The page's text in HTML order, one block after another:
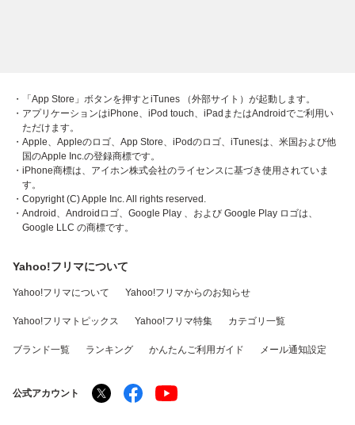
・「App Store」ボタンを押すとiTunes （外部サイト）が起動します。
・アプリケーションはiPhone、iPod touch、iPadまたはAndroidでご利用い
ただけます。
・Apple、Appleのロゴ、App Store、iPodのロゴ、iTunesは、米国および他
国のApple Inc.の登録商標です。
・iPhone商標は、アイホン株式会社のライセンスに基づき使用されていま
す。
・Copyright (C) Apple Inc. All rights reserved.
・Android、Androidロゴ、Google Play 、および Google Play ロゴは、
Google LLC の商標です。
Yahoo!フリマについて
Yahoo!フリマについて Yahoo!フリマからのお知らせ
Yahoo!フリマトピックス Yahoo!フリマ特集 カテゴリ一覧
ブランド一覧 ランキング かんたんご利用ガイド メール通知設定
公式アカウント